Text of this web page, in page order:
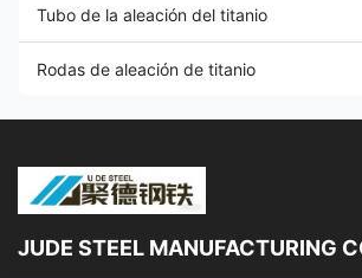
Tubo de la aleación del titanio
Rodas de aleación de titanio
JUDE STEEL MANUFACTURING